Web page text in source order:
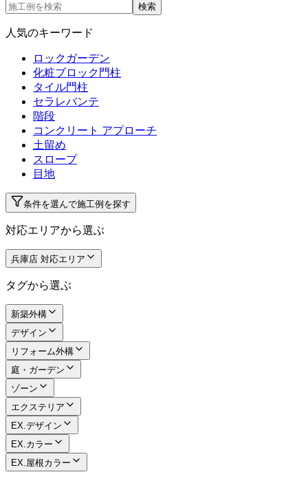
検索
人気のキーワード
ロックガーデン
化粧ブロック門柱
タイル門柱
セラレバンテ
階段
コンクリート アプローチ
土留め
スロープ
目地
条件を選んで施工例を探す
対応エリアから選ぶ
兵庫店 対応エリア
タグから選ぶ
新築外構
デザイン
リフォーム外構
庭・ガーデン
ゾーン
エクステリア
EX.デザイン
EX.カラー
EX.屋根カラー